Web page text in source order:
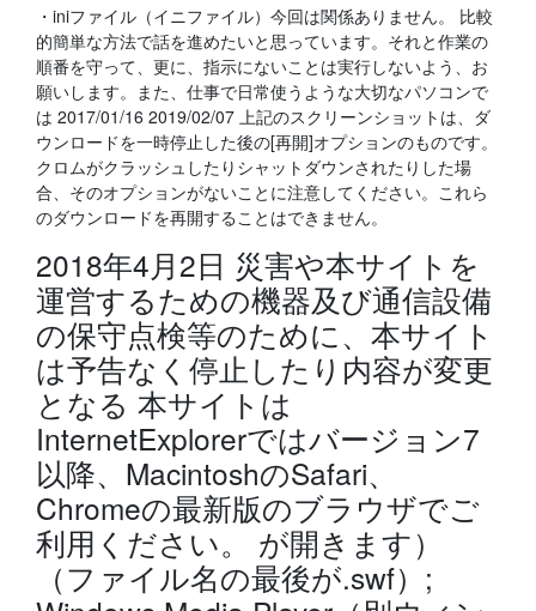
・iniファイル（イニファイル）今回は関係ありません。 比較
的簡単な方法で話を進めたいと思っています。それと作業の
順番を守って、更に、指示にないことは実行しないよう、お
願いします。また、仕事で日常使うような大切なパソコンで
は 2017/01/16 2019/02/07 上記のスクリーンショットは、ダ
ウンロードを一時停止した後の[再開]オプションのものです。
クロムがクラッシュしたりシャットダウンされたりした場
合、そのオプションがないことに注意してください。これら
のダウンロードを再開することはできません。
2018年4月2日 災害や本サイトを
運営するための機器及び通信設備
の保守点検等のために、本サイト
は予告なく停止したり内容が変更
となる 本サイトは
InternetExplorerではバージョン7
以降、MacintoshのSafari、
Chromeの最新版のブラウザでご
利用ください。 が開きます）
（ファイル名の最後が.swf）;